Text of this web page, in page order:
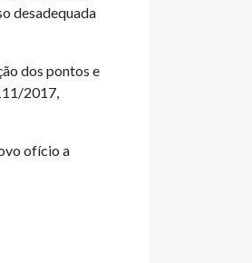
desadequada
dos pontos e
2017,
ofício a